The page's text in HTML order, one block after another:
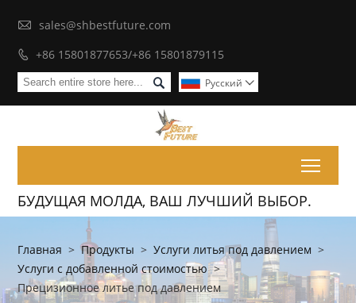
 sales@shbestfuture.com
 +86 15801877653/+86 15801879115
 Pусский 
БУДУЩАЯ МОЛДА, ВАШ ЛУЧШИЙ ВЫБОР.
Главная > Продукты > Услуги литья под давлением >
Услуги с добавленной стоимостью >
Прецизионное литье под давлением